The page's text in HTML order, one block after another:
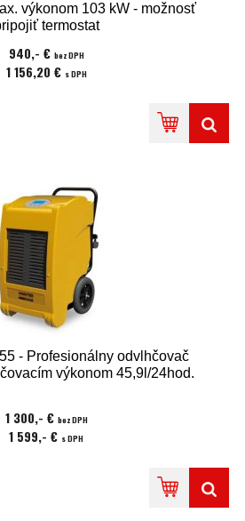
výkonom 103 kW - možnosť
termostat
940,- € bez DPH
1 156,20 € s DPH
- Profesionálny odvlhčovač
výkonom 45,9l/24hod.
1 300,- € bez DPH
1 599,- € s DPH